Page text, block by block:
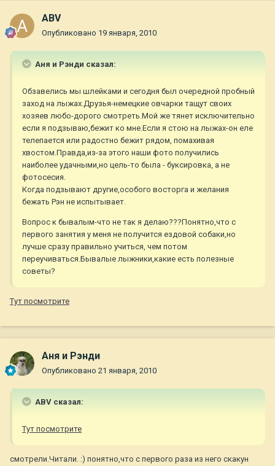
ABV
Опубликовано 19 января, 2010
Аня и Рэнди сказал:
Обзавелись мы шлейками и сегодня был очередной пробный
заход на лыжах.Друзья-немецкие овчарки тащут своих
хозяев любо-дорого смотреть.Мой же тянет исключительно
если я подзываю,бежит ко мне.Если я стою на лыжах-он еле
телепается или радостно бежит рядом, помахивая
хвостом.Правда,из-за этого наши фото получились
наиболее удачными,но цель-то была - буксировка, а не
фотосесия.
Когда подзывают другие,особого восторга и желания
бежать Рэн не испытывает.
Вопрос к бывалым-что не так я делаю???Понятно,что с
первого занятия у меня не получится ездовой собаки,но
лучше сразу правильно учиться, чем потом
переучиваться.Бывалые лыжники,какие есть полезные
советы?
Тут посмотрите
Аня и Рэнди
Опубликовано 21 января, 2010
ABV сказал:
Тут посмотрите
смотрели.Читали. :) понятно,что с первого раза из него скакун